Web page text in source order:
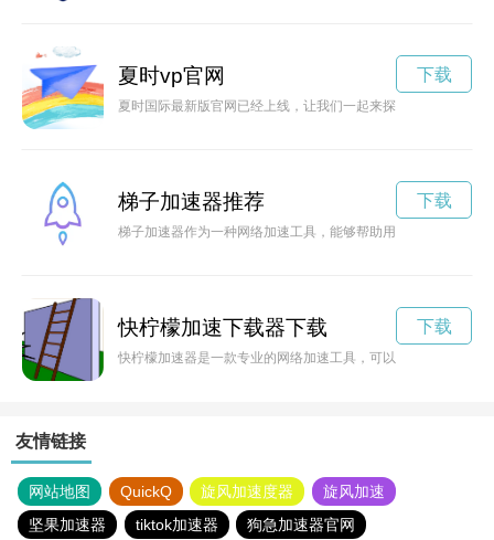
夏时vp官网
夏时国际最新版官网已经上线，让我们一起来探索其中的新内容
下载
梯子加速器推荐
梯子加速器作为一种网络加速工具，能够帮助用户更快、更稳
下载
快柠檬加速下载器下载
快柠檬加速器是一款专业的网络加速工具，可以帮助用户加速
下载
友情链接
网站地图 QuickQ 旋风加速度器
旋风加速
坚果加速器
tiktok加速器
狗急加速器官网